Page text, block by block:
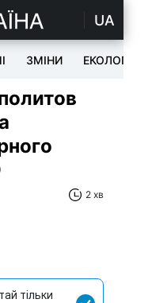
UA
ЗМІНИ ЕКОЛОГІЯ
2 хв
тільки